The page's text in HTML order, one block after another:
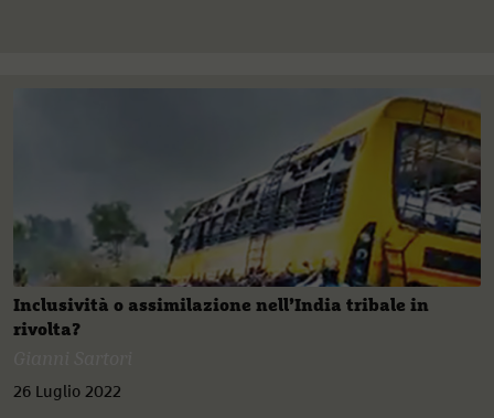
Inclusività o assimilazione nell’India tribale in
rivolta?
26 Luglio 2022